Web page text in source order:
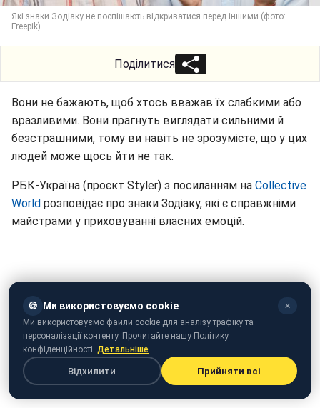
Які знаки Зодіаку не поспішають відкриватися перед іншими (фото:
Freepik)
Поділитися
Вони не бажають, щоб хтось вважав їх слабкими або
вразливими. Вони прагнуть виглядати сильними й
безстрашними, тому ви навіть не зрозумієте, що у цих
людей може щось йти не так.
РБК-Україна (проєкт Styler) з посиланням на Collective
World розповідає про знаки Зодіаку, які є справжніми
майстрами у приховуванні власних емоцій.
🍪 Ми використовуємо cookie ✕
Ми використовуємо файли cookie для аналізу трафіку та
персоналізації контенту. Прочитайте нашу Політику
конфіденційності. Детальніше
Відхилити Прийняти всі